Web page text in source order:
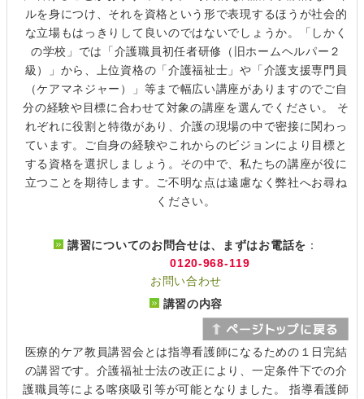
ルを身につけ、それを資格という形で表現するほうが社会的
な立場もはっきりして良いのではないでしょうか。「しかく
の学校」では「介護職員初任者研修（旧ホームヘルパー２
級）」から、上位資格の「介護福祉士」や「介護支援専門員
（ケアマネジャー）」等まで幅広い講座がありますのでご自
分の経験や目標に合わせて対象の講座を選んでください。 そ
れぞれに役割と特徴があり、介護の現場の中で密接に関わっ
ています。ご自身の経験やこれからのビジョンにより目標と
する資格を選択しましょう。その中で、私たちの講座が役に
立つことを期待します。ご不明な点は遠慮なく弊社へお尋ね
ください。
講習についてのお問合せは、まずはお電話を ：
0120-968-119
お問い合わせ
講習の内容
医療的ケア教員講習会とは指導看護師になるための１日完結
の講習です。介護福祉士法の改正により、一定条件下での介
護職員等による喀痰吸引等が可能となりました。 指導看護師